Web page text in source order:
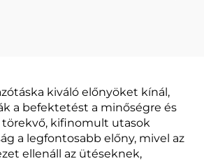
kiváló előnyöket kínál,
a befektetést a minőségre és
törekvő, kifinomult utasok
a legfontosabb előny, mivel az
ellenáll az ütéseknek,